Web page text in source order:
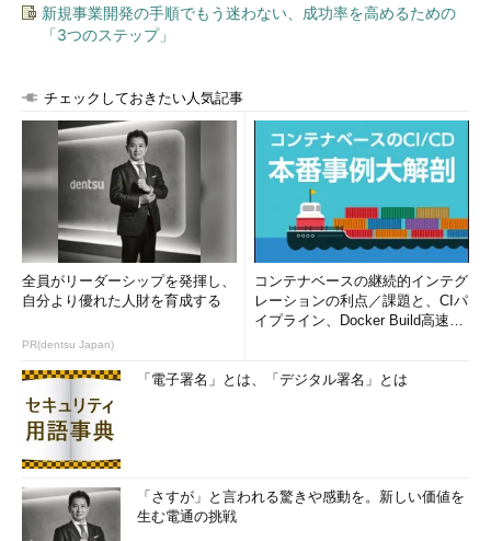
不具合（ITmediaエンタープライズ）
http://www.itmedia.co.jp/enterprise/article
Docs Without Permission
http://techcrunch.com/2009/03/07/huge-
google-privacy-blunder-shares-your-
docs-without-permission/
【参考】
「セールスフォースのデータセンター障害
による全サービスの停止」
セールスフォースの全サービスが1時間強
http://itpro.nikkeibp.co.jp/article/NEWS/20
http://www.computerworld.jp/topics/cloud
/176709.html
新規事業開発の手順でもう迷わない、成功率を高めるための
「3つのステップ」
チェックしておきたい人気記事
全員がリーダーシップを発揮し、
自分より優れた人財を育成する
PR(dentsu Japan)
コンテナベースの継続的インテグ
レーションの利点／課題と、CIパ
イプライン、Docker Build高速化
「電子署名」とは、「デジタル署名」とは
「さすが」と言われる驚きや感動を。新しい価値を
生む電通の挑戦